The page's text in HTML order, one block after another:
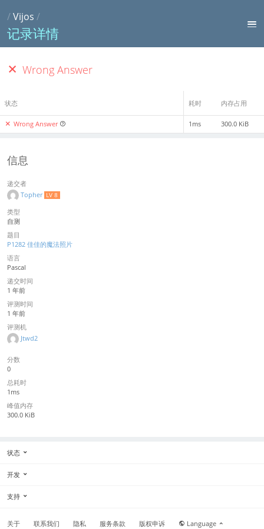
/Vijos /
记录详情
Wrong Answer
状态 耗时 内存占用
Wrong Answer 1ms 300.0 KiB
信息
递交者
Topher LV 8
类型
自测
题目
P1282 佳佳的魔法照片
语言
Pascal
递交时间
1 年前
评测时间
1 年前
评测机
Jtwd2
分数
0
总耗时
1ms
峰值内存
300.0 KiB
状态
开发
支持
关于 联系我们 隐私 服务条款 版权申诉 Language